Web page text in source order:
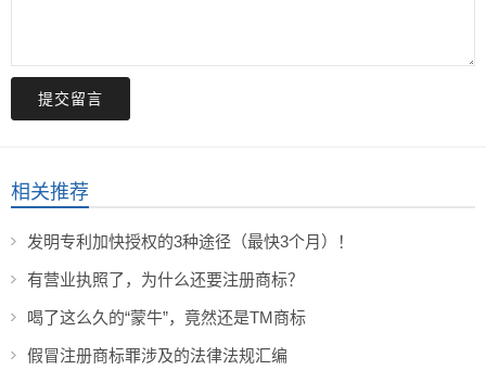
提交留言
相关推荐
发明专利加快授权的3种途径（最快3个月）！
有营业执照了，为什么还要注册商标？
喝了这么久的“蒙牛”，竟然还是TM商标
假冒注册商标罪涉及的法律法规汇编